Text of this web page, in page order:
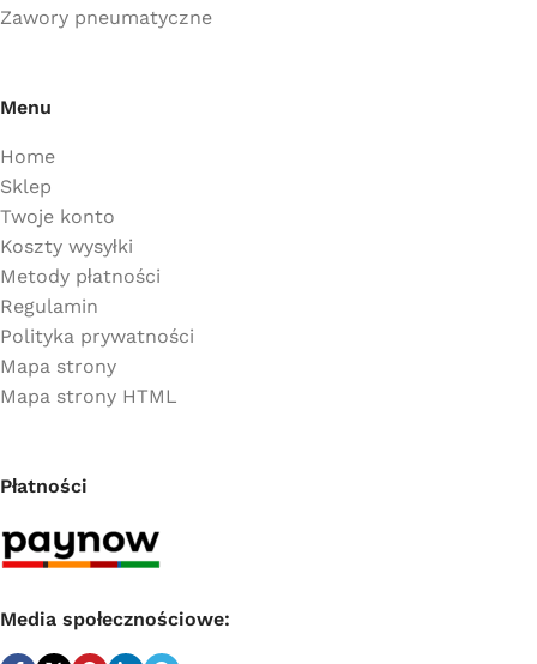
Zawory pneumatyczne
Menu
Home
Sklep
Twoje konto
Koszty wysyłki
Metody płatności
Regulamin
Polityka prywatności
Mapa strony
Mapa strony HTML
Płatności
Media społecznościowe: